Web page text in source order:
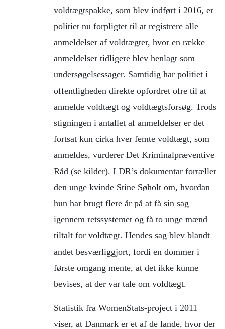
voldtægtspakke, som blev indført i 2016, er
politiet nu forpligtet til at registrere alle
anmeldelser af voldtægter, hvor en række
anmeldelser tidligere blev henlagt som
undersøgelsessager. Samtidig har politiet i
offentligheden direkte opfordret ofre til at
anmelde voldtægt og voldtægtsforsøg. Trods
stigningen i antallet af anmeldelser er det
fortsat kun cirka hver femte voldtægt, som
anmeldes, vurderer Det Kriminalpræventive
Råd (se kilder). I DR’s dokumentar fortæller
den unge kvinde Stine Søholt om, hvordan
hun har brugt flere år på at få sin sag
igennem retssystemet og få to unge mænd
tiltalt for voldtægt. Hendes sag blev blandt
andet besværliggjort, fordi en dommer i
første omgang mente, at det ikke kunne
bevises, at der var tale om voldtægt.
Statistik fra WomenStats-project i 2011
viser, at Danmark er et af de lande, hvor der